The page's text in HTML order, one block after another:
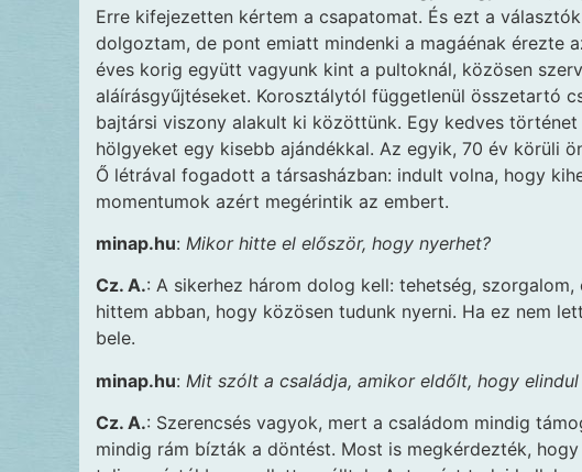
Erre kifejezetten kértem a csapatomat. És ezt a
dolgoztam, de pont emiatt mindenki a magáénak érezte
éves korig együtt vagyunk kint a pultoknál, közösen
aláírásgyűjtéseket. Korosztálytól függetlenül összetartó
bajtársi viszony alakult ki közöttünk. Egy kedves
hölgyeket egy kisebb ajándékkal. Az egyik, 70 év körüli
Ő létrával fogadott a társasházban: indult volna, hogy
momentumok azért megérintik az embert.
minap.hu: Mikor hitte el először, hogy nyerhet?
Cz. A.: A sikerhez három dolog kell: tehetség,
hittem abban, hogy közösen tudunk nyerni. Ha ez nem
bele.
minap.hu: Mit szólt a családja, amikor eldőlt, hogy
Cz. A.: Szerencsés vagyok, mert a családom mindig
mindig rám bízták a döntést. Most is megkérdezték,